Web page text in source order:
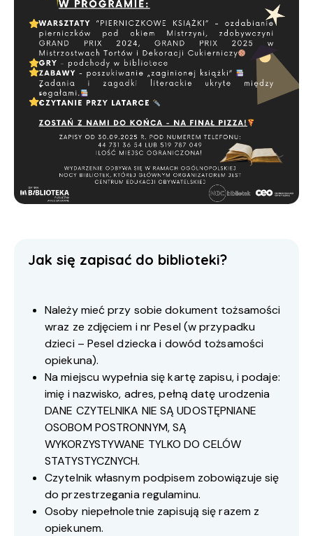
Jak się zapisać do biblioteki?
Należy mieć przy sobie dokument tożsamości
wraz ze zdjęciem i nr Pesel (w przypadku
dzieci – Pesel dziecka i dowód tożsamości
opiekuna).
Na miejscu wypełnia się kartę zapisu, i podaje:
imię i nazwisko, adres, pełną datę urodzenia
DANE CZYTELNIKA NIE SĄ UDOSTĘPNIANE
OSOBOM POSTRONNYM, SĄ
WYKORZYSTYWANE TYLKO DO CELÓW
STATYSTYCZNYCH.
Czytelnik własnym podpisem zobowiązuje się
do przestrzegania regulaminu.
Osoby niepełnoletnie zapisują się razem z
opiekunem.